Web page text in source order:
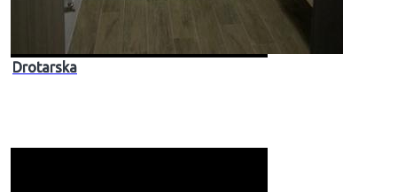
Drotarska